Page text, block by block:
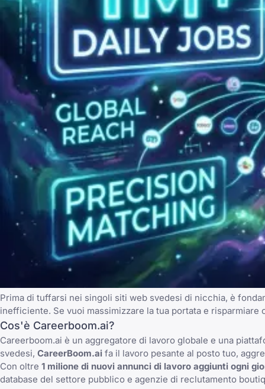
Prima di tuffarsi nei singoli siti web svedesi di nicchia, è
inefficiente. Se vuoi massimizzare la tua portata e
Cos'è Careerboom.ai?
Careerboom.ai è un aggregatore di lavoro globale e una
svedesi, CareerBoom.ai fa il lavoro pesante al posto tuo,
Con oltre 1 milione di nuovi annunci di lavoro aggiunti ogni
database del settore pubblico e agenzie di reclutamento